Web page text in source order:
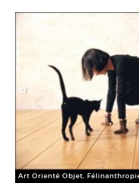
Art Orienté Objet,